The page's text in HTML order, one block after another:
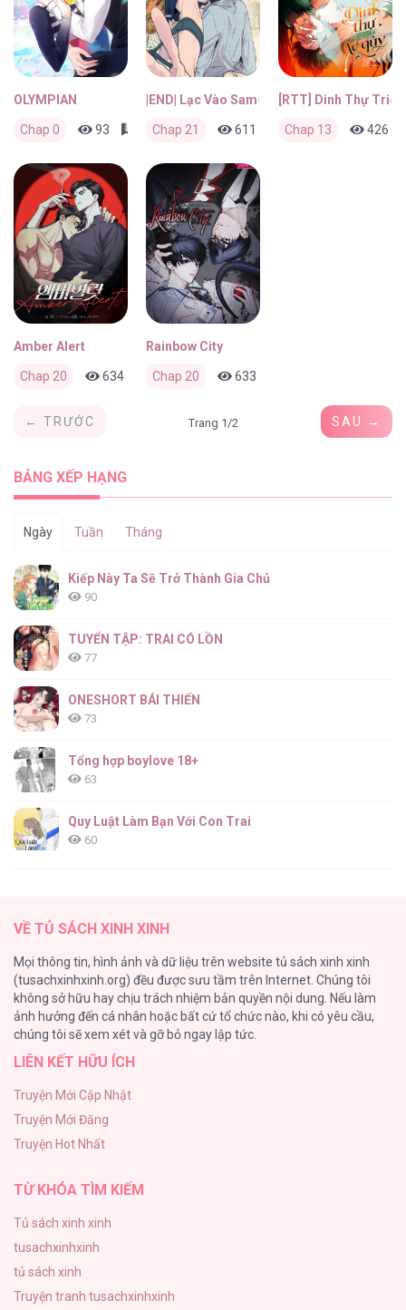
OLYMPIAN
Chap 0 93 2 tháng trước
|END| Lạc Vào Samcheonpo
Chap 21 611 0 2 tháng trước
[RTT] Dinh Thự
Chap 13 426
Amber Alert
Chap 20 634 0 2 tháng trước
Rainbow City
Chap 20 633
← TRƯỚC Trang 1/2 SAU →
BẢNG XẾP HẠNG
Ngày Tuần Tháng
Kiếp Này Ta Sẽ Trở Thành Gia Chủ
90
TUYỂN TẬP: TRAI CÓ LỒN
77
ONESHORT BÁI THIẾN
73
Tổng hợp boylove 18+
63
Quy Luật Làm Bạn Với Con Trai
60
50
Tuyển Tập Manhwa Ngắn Bạo Dăm
44
CẨN THẬN TRĂNG TRÒN THÁNG 3 ĐẤY
Con Tim Rung Động
41
VỀ TỦ SÁCH XINH XINH
Mọi thông tin, hình ảnh và dữ liệu trên website tủ sách xinh xinh
(tusachxinhxinh.org) đều được sưu tầm trên Internet. Chúng tôi
không sở hữu hay chịu trách nhiệm bản quyền nội dung. Nếu làm
ảnh hưởng đến cá nhân hoặc bất cứ tổ chức nào, khi có yêu cầu,
chúng tôi sẽ xem xét và gỡ bỏ ngay lập tức.
LIÊN KẾT HỮU ÍCH
Truyện Mới Cập Nhật
Truyện Mới Đăng
Truyện Hot Nhất
TỪ KHÓA TÌM KIẾM
Tủ sách xinh xinh
tusachxinhxinh
tủ sách xinh
Truyện tranh tusachxinhxinh